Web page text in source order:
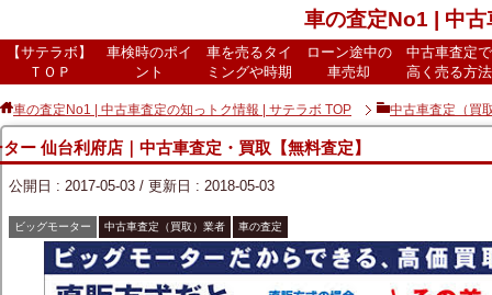
車の査定No1 | 中
【サテラボ】
ＴＯＰ
車検時のポイ
ント
車を売るタイ
ミングや時期
ローン途中の
車売却
中古車査定で
高く売る方法
車の査定No1 | 中古車査定の知っトク情報 | サテラボ TOP 中古車査定（買
ー 仙台利府店｜中古車査定・買取【無料査定】
公開日 : 2017-05-03/ 更新日 : 2018-05-03
ビッグモーター 中古車査定（買取）業者 車の査定